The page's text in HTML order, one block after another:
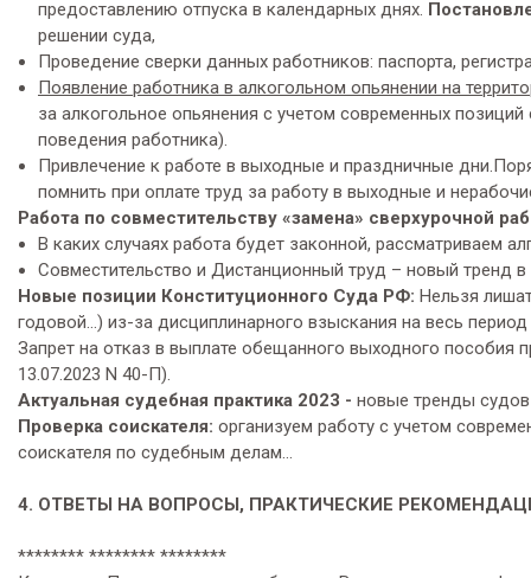
предоставлению отпуска в календарных днях.
решении суда,
Проведение сверки данных работников: паспорта,
Появление работника в алкогольном опьянении на
за алкогольное опьянения с учетом современных
поведения работника).
Привлечение к работе в выходные и праздничные
помнить при оплате труд за работу в выходные и
Работа по совместительству «замена» сверхурочной
В каких случаях работа будет законной, рассматриваем
Совместительство и Дистанционный труд – новый тренд
Новые позиции Конституционного Суда РФ: Нельзя
годовой…) из-за дисциплинарного взыскания на весь
Запрет на отказ в выплате обещанного выходного пособия
13.07.2023 N 40-П).
Актуальная судебная практика 2023 - новые тренды
Проверка соискателя: организуем работу с учетом
соискателя по судебным делам…
4. ОТВЕТЫ НА ВОПРОСЫ, ПРАКТИЧЕСКИЕ
******** ******** ********